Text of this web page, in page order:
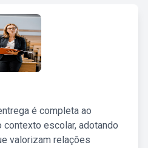
é completa ao
escolar, adotando
valorizam relações